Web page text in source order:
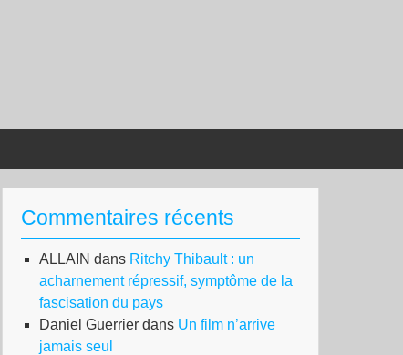
Commentaires récents
ALLAIN dans Ritchy Thibault : un
acharnement répressif, symptôme de la
fascisation du pays
Daniel Guerrier dans Un film n’arrive
jamais seul